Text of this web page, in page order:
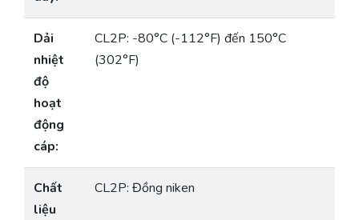
Dải
nhiệt
độ
hoạt
động
cáp:
CL2P: -80°C (-112°F) đến 150°C
(302°F)
Chất
liệu
CL2P: Đồng niken